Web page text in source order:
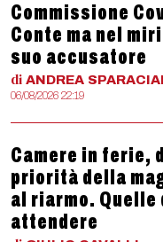
Commissione
Conte ma nel
suo accusatore
di ANDREA
06/08/2026 22:19
Camere in ferie,
priorità della
al riarmo. Quelle
attendere